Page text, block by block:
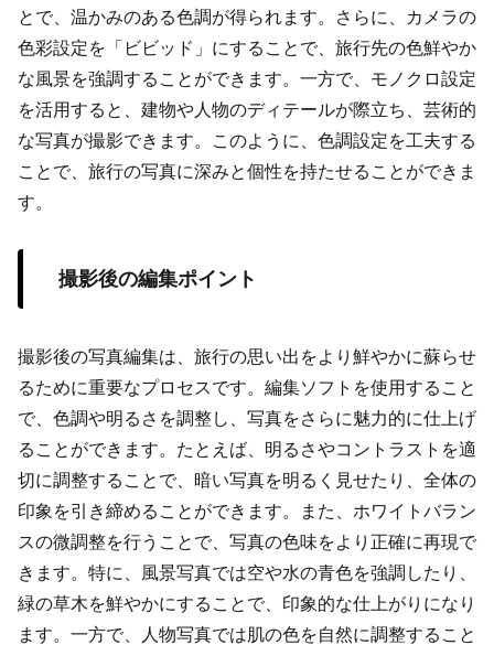
とで、温かみのある色調が得られます。さらに、カメラの
色彩設定を「ビビッド」にすることで、旅行先の色鮮やか
な風景を強調することができます。一方で、モノクロ設定
を活用すると、建物や人物のディテールが際立ち、芸術的
な写真が撮影できます。このように、色調設定を工夫する
ことで、旅行の写真に深みと個性を持たせることができま
す。
撮影後の編集ポイント
撮影後の写真編集は、旅行の思い出をより鮮やかに蘇らせ
るために重要なプロセスです。編集ソフトを使用すること
で、色調や明るさを調整し、写真をさらに魅力的に仕上げ
ることができます。たとえば、明るさやコントラストを適
切に調整することで、暗い写真を明るく見せたり、全体の
印象を引き締めることができます。また、ホワイトバラン
スの微調整を行うことで、写真の色味をより正確に再現で
きます。特に、風景写真では空や水の青色を強調したり、
緑の草木を鮮やかにすることで、印象的な仕上がりになり
ます。一方で、人物写真では肌の色を自然に調整すること